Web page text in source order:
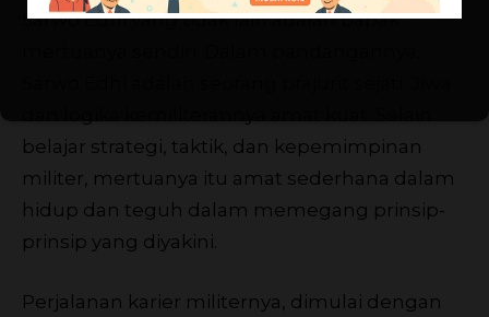
Sarwo Edhi yang tidak lain adalah bapak
belajar strategi, taktik, dan kepemimpinan
militer, mertuanya itu amat sederhana dalam
hidup dan teguh dalam memegang prinsip-
prinsip yang diyakini.
Perjalanan karier militernya, dimulai dengan